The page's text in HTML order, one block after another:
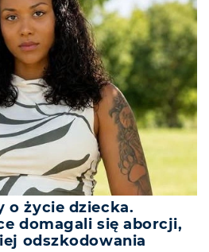
o życie dziecka.
domagali się aborcji,
odszkodowania